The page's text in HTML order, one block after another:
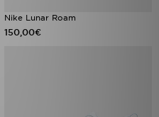
Nike Lunar Roam
150,00€